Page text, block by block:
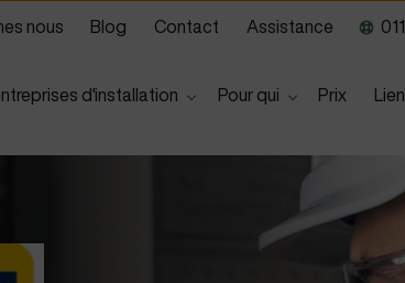
nous Blog Contact Assistance
d'installation Show submenu for
Pour qui Show submenu
Prix